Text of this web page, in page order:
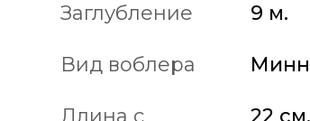
Заглубление 9 м.
Вид воблера
Длина с
22 см.